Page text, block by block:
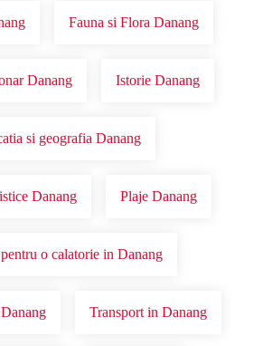
Fauna si Flora Danang
Danang Istorie Danang
si geografia Danang
Danang Plaje Danang
o calatorie in Danang
Transport in Danang